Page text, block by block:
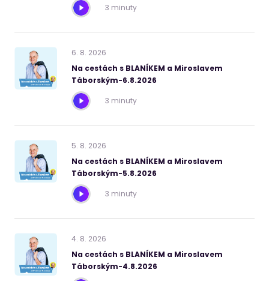
3 minuty
6. 8. 2026
Na cestách s BLANÍKEM a Miroslavem
Táborským-6.8.2026
3 minuty
5. 8. 2026
Na cestách s BLANÍKEM a Miroslavem
Táborským-5.8.2026
3 minuty
4. 8. 2026
Na cestách s BLANÍKEM a Miroslavem
Táborským-4.8.2026